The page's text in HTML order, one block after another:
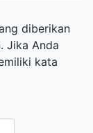
diberikan
Jika Anda
kata